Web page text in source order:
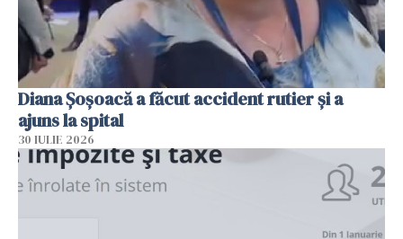
Diana Șoșoacă a făcut accident rutier și a
ajuns la spital
30 IULIE 2026